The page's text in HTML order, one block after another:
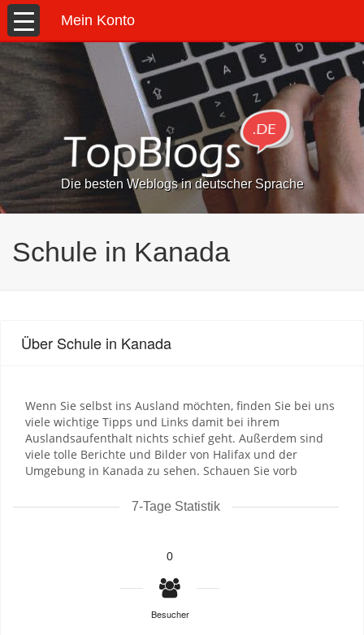
Mein Konto
Die besten Weblogs in deutscher Sprache
Schule in Kanada
Über Schule in Kanada
Wenn Sie selbst ins Ausland möchten, finden Sie bei uns
viele wichtige Tipps und Links damit bei ihrem
Auslandsaufenthalt nichts schief geht. Außerdem sind
viele tolle Berichte und Bilder von Halifax und der
Umgebung in Kanada zu sehen. Schauen Sie vorb
7-Tage Statistik
0
Besucher